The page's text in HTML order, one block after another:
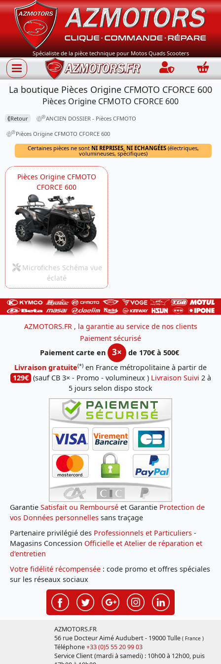
Spécialiste de la pièce technique pour Motos Quads Scooters
Connection
La boutique Pièces Origine CFMOTO CFORCE 600
Pièces Origine CFMOTO CFORCE 600
⟪Retour ANCIEN DOSSIER - Pièces CFMOTO
Pièces Origine CFMOTO CFORCE 600
Certaines pièces ne sont NI REPRISES, NI ECHANGÉES (électriques,
volumineuses, spécifiques)
Pièces Origine CFMOTO
CFORCE 600
Microfiches Schéma vue
éclaté
AZMOTORS.FR , la garantie au service de nos clients
Paiement sécurisé
Paiement carte en
3×
de 170€ à 500€
Livraison gratuite(*) en France métropolitaine à partir de
129€ (sauf CB 3× - Promo - volumineux ) Livraison Suivi 2 à
5 jours selon dispo stock
Garantie Satisfait ou Remboursé et Garantie Protection de
vos Données personnelles sans traçage
Partenaire privilégié des Professionnels et Particuliers -
Magasins Concession Officielle et Atelier de réparation et
d'entretien
Votre fidélité récompensée : code promo et offres spéciales
sur les réseaux sociaux
AZMOTORS.FR
56 rue Docteur Aimé Audubert - 19000 Tulle ( France )
Téléphone+33 (0)5 55 20 99 03
Service Client (mardi à samedi) : 10h00 à 12h00, puis